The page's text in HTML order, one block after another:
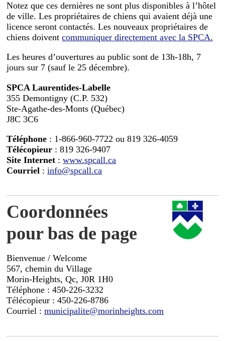
Notez que ces dernières ne sont plus disponibles à l’hôtel
de ville. Les propriétaires de chiens qui avaient déjà une
licence seront contactés. Les nouveaux propriétaires de
chiens doiventcommuniquer directement avec la SPCA.
Les heures d’ouvertures au public sont de 13h-18h, 7
jours sur 7 (sauf le 25 décembre).
SPCA Laurentides-Labelle
355 Demontigny (C.P. 532)
Ste-Agathe-des-Monts (Québec)
J8C 3C6
Téléphone : 1-866-960-7722 ou 819 326-4059
Télécopieur : 819 326-9407
Site Internet :www.spcall.ca
Courriel :info@spcall.ca
Coordonnées
pour bas de page
Bienvenue / Welcome
567, chemin du Village
Morin-Heights, Qc, J0R 1H0
Téléphone : 450-226-3232
Télécopieur : 450-226-8786
Courriel :municipalite@morinheights.com